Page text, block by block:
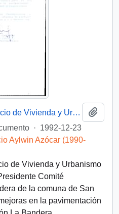
[Orden N° 11128 del Servicio de Vivienda y Urbanismo Región Metropolitana]
· 1992-12-23
Aylwin Azócar (1990-
de Vivienda y Urbanismo
Comité
de la comuna de San
en la pavimentación